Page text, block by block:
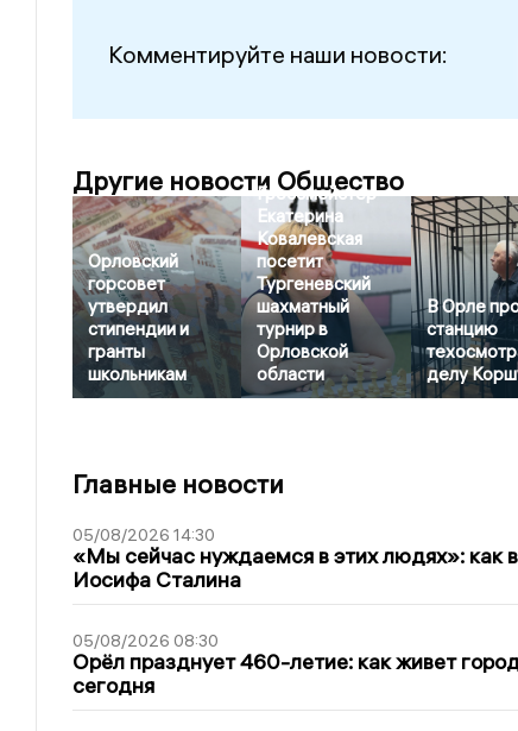
Комментируйте наши новости:
Другие новости Общество
Орловский
горсовет
утвердил
стипендии и
гранты
школьникам
Гроссмейстер
Екатерина
Ковалевская
посетит
Тургеневский
шахматный
турнир в
Орловской
области
В Орле
станцию
делу
Главные новости
05/08/2026 14:30
«Мы сейчас нуждаемся в этих людях»: как
Иосифа Сталина
05/08/2026 08:30
Орёл празднует 460-летие: как живет
сегодня